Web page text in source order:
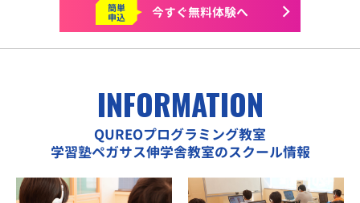
簡単
申込 今すぐ無料体験へ
INFORMATION
QUREOプログラミング教室
学習塾ペガサス伸学舎教室のスクール情報